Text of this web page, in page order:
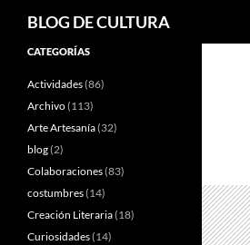
Saltar
BLOG DE CULTURA
CATEGORÍAS
Actividades(86)
Archivo(113)
Arte Artesanía(32)
blog(2)
Colaboraciones(83)
costumbres(14)
Creación Literaria(18)
Curiosidades(14)